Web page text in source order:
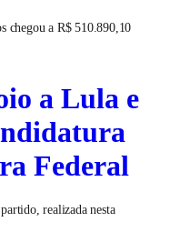
chegou a R$ 510.890,10
a Lula e
Federal
realizada nesta